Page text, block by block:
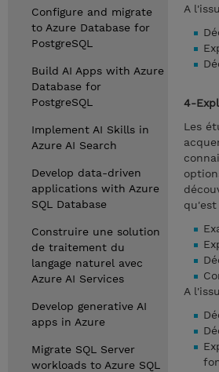
Configure and migrate
to Azure Database for
PostgreSQL
Build AI Apps with Azure
Database for
PostgreSQL
Implement AI Skills in
Azure AI Search
Develop data-driven
applications with Azure
SQL Database
Construire une solution
de traitement du
langage naturel avec
Azure AI Services
Develop generative AI
apps in Azure
Migrate SQL Server
workloads to Azure SQL
A
4-
Les
A